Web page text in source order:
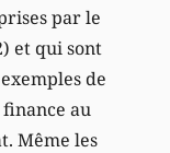
par le
et qui sont
de
au
Même les